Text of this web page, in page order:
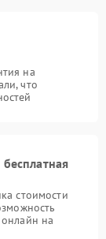
на
что
стоимости
на